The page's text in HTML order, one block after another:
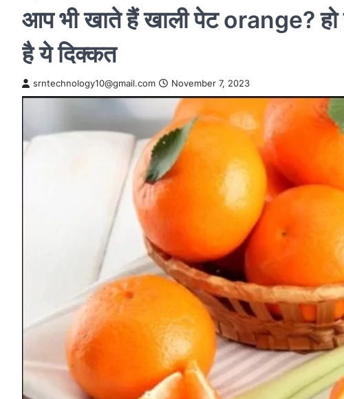
आप भी खाते हैं खाली पेट orange?
है ये दिक्कत
srntechnology10@gmail.com November 7, 2023